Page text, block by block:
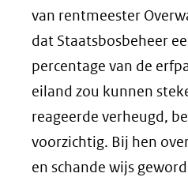
van rentmeester
dat Staatsbosbeheer
percentage van de
eiland zou kunnen
reageerde verheugd,
voorzichtig. Bij hen
en schande wijs